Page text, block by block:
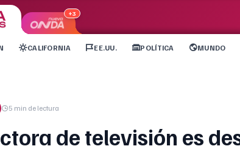
+3
CALIFORNIA EE.UU. POLÍTICA MUNDO
5 min de lectura
de televisión es